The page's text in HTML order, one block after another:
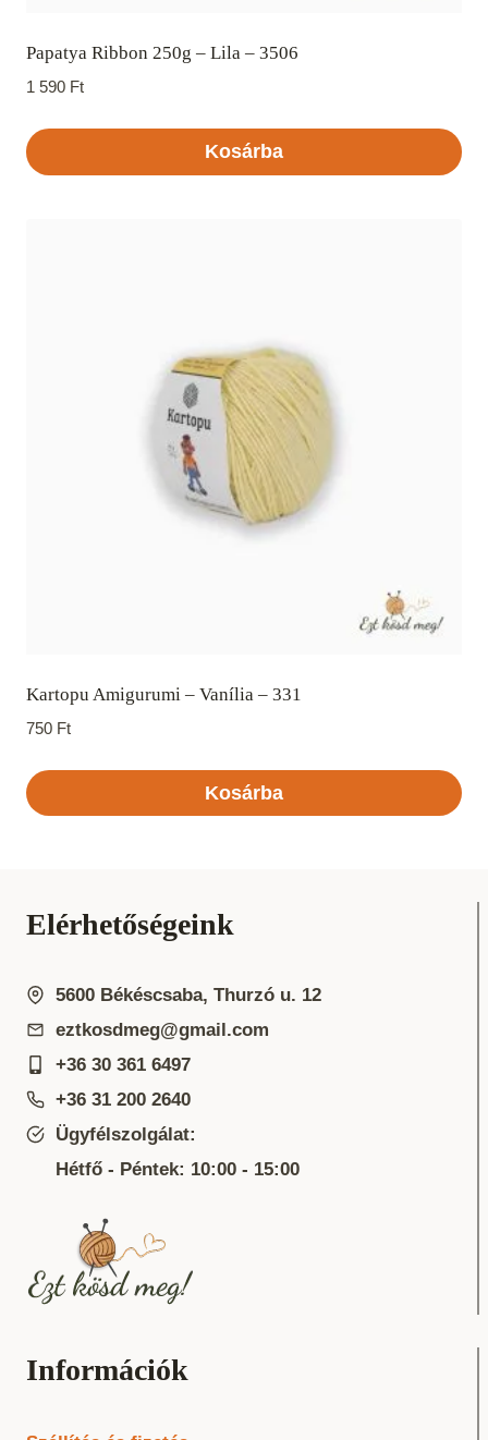
Papatya Ribbon 250g – Lila – 3506
1 590 Ft
Kosárba
Kartopu Amigurumi – Vanília – 331
750 Ft
Kosárba
Elérhetőségeink
5600 Békéscsaba, Thurzó u. 12
eztkosdmeg@gmail.com
+36 30 361 6497
+36 31 200 2640
Ügyfélszolgálat:
Hétfő - Péntek: 10:00 - 15:00
Információk